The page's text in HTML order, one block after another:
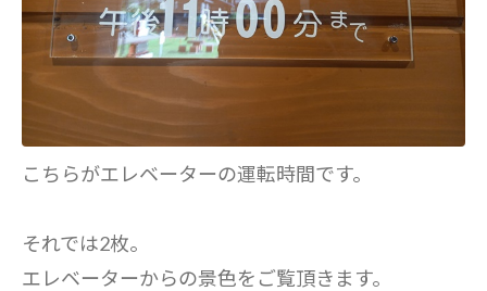
こちらがエレベーターの運転時間です。
それでは2枚。
エレベーターからの景色をご覧頂きます。